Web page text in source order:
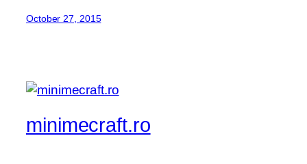
October 27, 2015
minimecraft.ro